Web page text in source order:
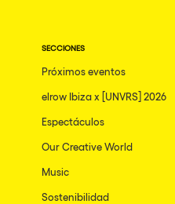
SECCIONES
Próximos eventos
elrow Ibiza x [UNVRS] 2026
Espectáculos
Our Creative World
Music
Sostenibilidad